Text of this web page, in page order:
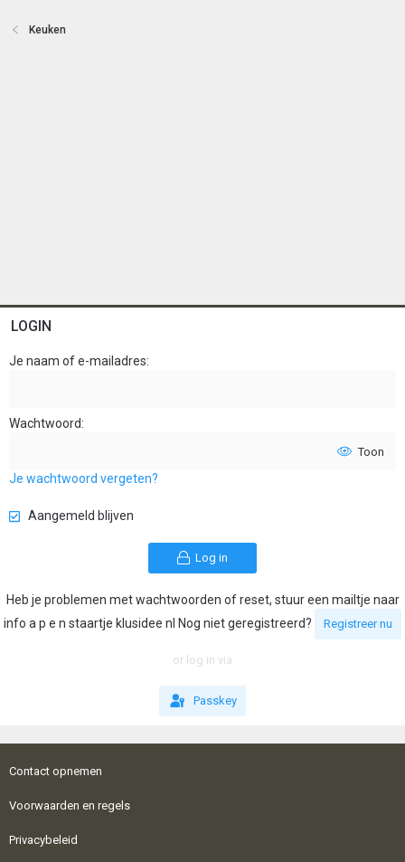
Keuken
LOGIN
Je naam of e-mailadres
Wachtwoord
Toon
Je wachtwoord vergeten?
Aangemeld blijven
Log in
Heb je problemen met wachtwoorden of reset, stuur een mailtje naar
info a p e n staartje klusidee nl Nog niet geregistreerd?
Registreer nu
or log in via
Passkey
Contact opnemen
Voorwaarden en regels
Privacybeleid